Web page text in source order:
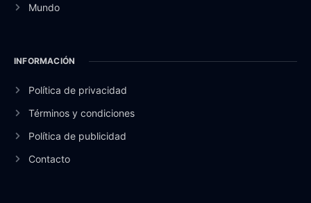
Mundo
INFORMACIÓN
Política de privacidad
Términos y condiciones
Política de publicidad
Contacto